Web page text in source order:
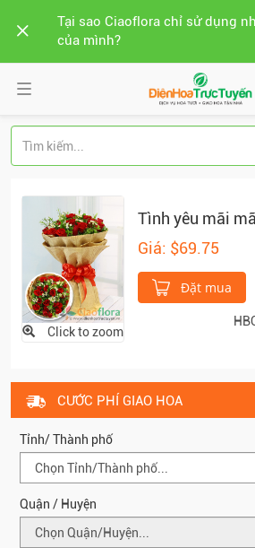
Tại sao Ciaoflora chỉ sử dụng
của mình?
Click to zoom
Tình yêu mãi
Giá: $69.75
Đặt mua
CƯỚC PHÍ GIAO HOA
Tỉnh/ Thành phố
Quận / Huyện